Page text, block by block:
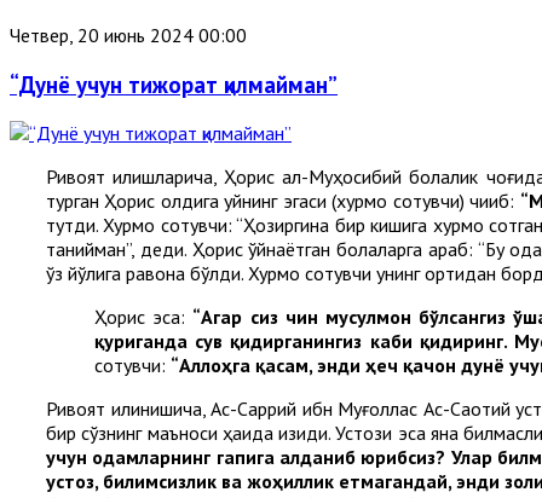
Четвер, 20 июнь 2024 00:00
“Дунё учун тижорат қилмайман”
Ривоят қилишларича, Ҳорис ал-Муҳосибий болалик
турган Ҳорис олдига уйнинг эгаси (хурмо сотувчи) чиқиб:
тутди. Хурмо сотувчи: “Ҳозиргина бир кишига хурмо
танийман”, деди. Ҳорис ўйнаётган болаларга қараб: “Бу
ўз йўлига равона бўлди. Хурмо сотувчи унинг ортидан
Ҳорис эса: “Агар сиз чин мусулмон бўлсангиз
қуриганда сув қидирганингиз каби қидиринг.
сотувчи: “Аллоҳга қасам, энди ҳеч қачон дунё
Ривоят қилинишича, Ас-Саррий ибн Муғоллас Ас-Сақотий
бир сўзнинг маъноси ҳақида қизиқди. Устози эса яна
учун одамларнинг гапига алданиб юрибсиз? Улар
устоз, билимсизлик ва жоҳиллик етмагандай, энди